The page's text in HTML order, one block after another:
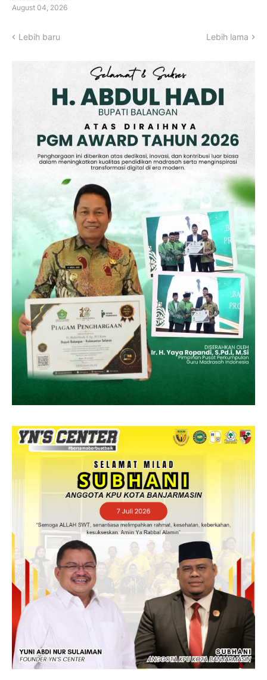
August 04, 2026
Lebih baru Lebih lama